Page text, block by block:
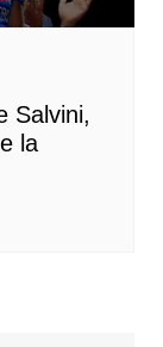
Salvini,
la